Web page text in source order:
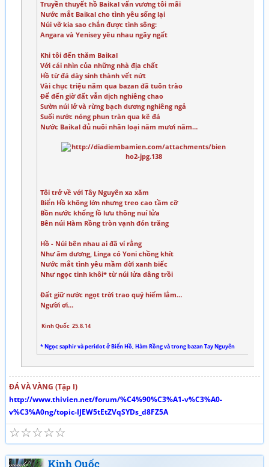
Truyền thuyết hồ Baikal vấn vương tôi mãi
Nước mắt Baikal cho tình yêu sống lại
Núi vỡ kia sao chắn được tình sông:
Angara và Yenisey yêu nhau ngây ngất
Khi tôi đến thăm Baikal
Với cái nhìn của những nhà địa chất
Hồ từ đá dày sinh thành vết nứt
Vài chục triệu năm qua bazan đã tuôn trào
Để đến giờ đất vẫn dịch nghiêng chao
Sườn núi lở và rừng bạch dương nghiêng ngả
Suối nước nóng phun tràn qua kẽ đá
Nước Baikal đủ nuôi nhân loại năm mươi năm…
Tôi trở về với Tây Nguyên xa xăm
Biển Hồ không lớn nhưng treo cao tầm cỡ
Bồn nước khổng lồ lưu thông nuí lửa
Bên núi Hàm Rồng tròn vạnh đón trăng
Hồ - Núi bên nhau ai đã ví rằng
Như âm dương, Linga có Yoni chồng khít
Nước mắt tình yêu mầm đời xanh biếc
Như ngọc tinh khôi* từ núi lửa dâng trồi
Đất giữ nước ngọt trời trao quý hiếm lắm…
Người ơi…
Kinh Quốc 25.8.14
* Ngọc saphir và peridot ở Biển Hồ, Hàm Rồng và trong bazan Tay Nguyên
ĐÁ VÀ VÀNG (Tập I)
http://www.thivien.net/forum/%C4%90%C3%A1-v%C3%A0-
v%C3%A0ng/topic-IJEW5tEtZVqSYDs_d8FZ5A
☆
☆
☆
☆
☆
Kinh Quốc